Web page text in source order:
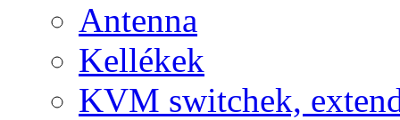
Antenna
Kellékek
KVM switchek,